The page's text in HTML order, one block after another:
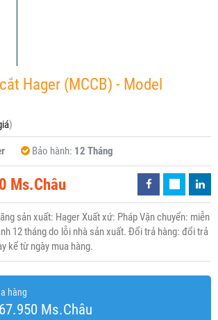
Hager (MCCB) - Model
)
Bảo hành: 12 Tháng
Ms.Châu
sản xuất: Hager Xuất xứ: Pháp Vận chuyển: miễn
12 tháng do lỗi nhà sản xuất. Đổi trả hàng: đổi trả
kể từ ngày mua hàng.
hàng
Ms.Châu